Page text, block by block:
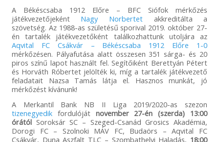
A Békéscsaba 1912 Előre – BFC Siófok mérkőzés
játékvezetőjeként Nagy Norbertet akkreditálta a
szövetség. Az 1988-as születésű sporival 2019. október 27-
én tartalék játékvezetőként találkozhattunk utoljára az
Aqvital FC Csákvár – Békéscsaba 1912 Előre 1-0
mérkőzésen. Pályafutása alatt összesen 351 sárga- és 20
piros színű lapot használt fel. Segítőiként Berettyán Pétert
és Horváth Róbertet jelölték ki, míg a tartalék játékvezető
feladatait Nazsa Tamás látja el. Hasznos munkát, jó
mérkőzést kívánunk!
A Merkantil Bank NB II Liga 2019/2020-as szezon
tizenegyedikfordulóját november 27-én (szerda) 13:00
órától Soroksár SC – Szeged-Csanád Grosics Akadémia,
Dorogi FC – Szolnoki MÁV FC, Budaörs – Aqvital FC
Csákvár, Duna Aszfalt TLC – Szombathelyi Haladás, 18:00